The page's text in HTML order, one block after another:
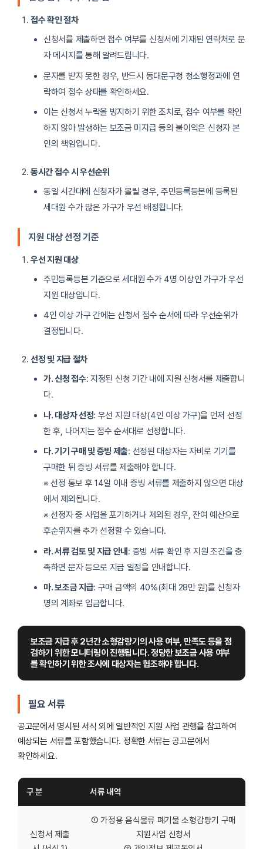
접수 확인 절차
신청서를 제출하면 접수 여부를 신청서에 기재된 연락처로 문
자 메시지를 통해 알려드립니다.
문자를 받지 못한 경우, 반드시 동대문구청 청소행정과에 연
락하여 접수 상태를 확인하세요.
이는 신청서 누락을 방지하기 위한 조치로, 접수 여부를 확인
하지 않아 발생하는 보조금 미지급 등의 불이익은 신청자 본
인의 책임입니다.
동시간 접수 시 우선순위
동일 시간대에 신청자가 몰릴 경우, 주민등록등본에 등록된
세대원 수가 많은 가구가 우선 배정됩니다.
지원 대상 선정 기준
우선 지원 대상
주민등록등본 기준으로 세대원 수가 4명 이상인 가구가 우선
지원 대상입니다.
4인 이상 가구 간에는 신청서 접수 순서에 따라 우선순위가
결정됩니다.
선정 및 지급 절차
가. 신청 접수: 지정된 신청 기간 내에 지원 신청서를 제출합니
다.
나. 대상자 선정: 우선 지원 대상(4인 이상 가구)을 먼저 선정
한 후, 나머지는 접수 순서대로 선정합니다.
다. 기기 구매 및 증빙 제출: 선정된 대상자는 자비로 기기를
구매한 뒤 증빙 서류를 제출해야 합니다.
※ 선정 통보 후 14일 이내 증빙 서류를 제출하지 않으면 대상
에서 제외됩니다.
※ 선정자 중 사업을 포기하거나 제외된 경우, 잔여 예산으로
후순위자를 추가 선정할 수 있습니다.
라. 서류 검토 및 지급 안내: 증빙 서류 확인 후 지원 조건을 충
족하면 문자 등으로 지급 일정을 안내합니다.
마. 보조금 지급: 구매 금액의 40%(최대 28만 원)를 신청자
명의 계좌로 입금합니다.
보조금 지급 후 2년간 소형감량기의 사용 여부, 만족도 등을 점
검하기 위한 모니터링이 진행됩니다. 정당한 보조금 사용 여부
를 확인하기 위한 조사에 대상자는 협조해야 합니다.
필요 서류
공고문에서 명시된 서식 외에 일반적인 지원 사업 관행을 참고하여
예상되는 서류를 포함했습니다. 정확한 서류는 공고문에서
확인하세요.
구 분 서류 내역
신청서 제출
① 가정용 음식물류 폐기물 소형감량기 구매
지원사업 신청서